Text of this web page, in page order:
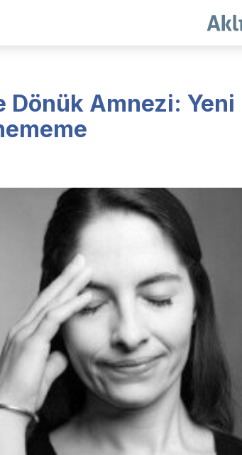
Dönük Amnezi: